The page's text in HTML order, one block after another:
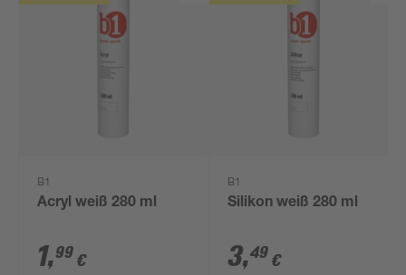
B1
Acryl weiß 280 ml
1,99 €
B1
Silikon weiß 280 ml
3,49 €